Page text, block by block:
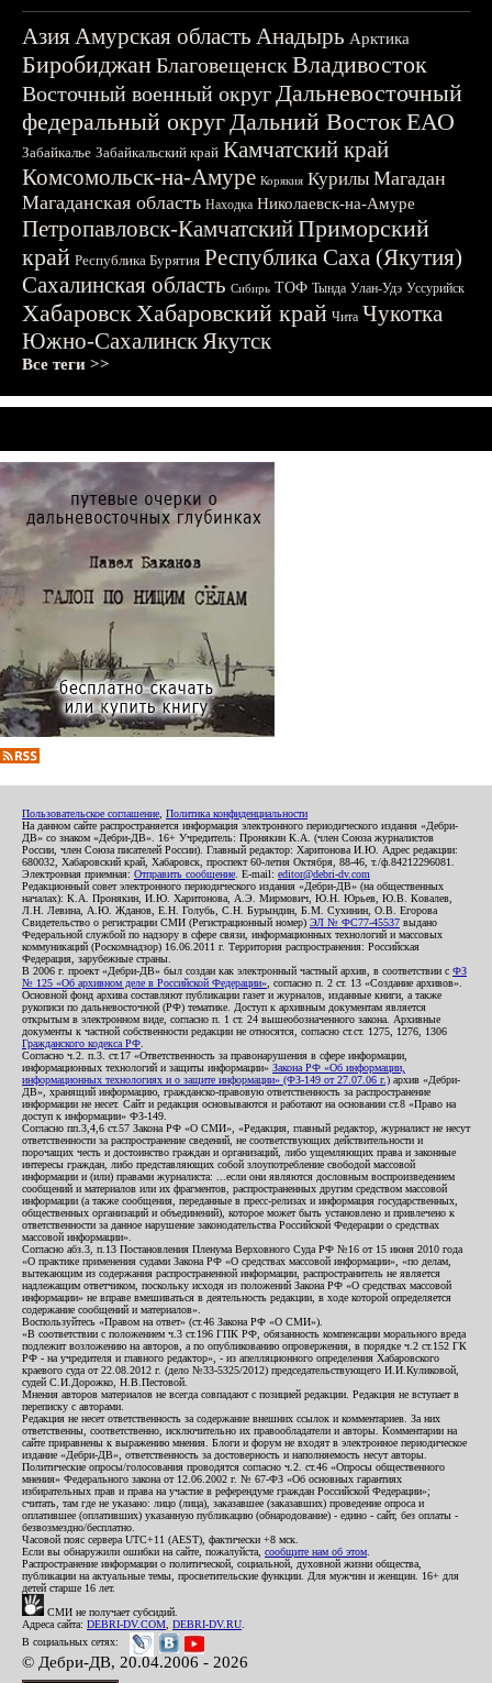
АзияАмурская область Анадырь Арктика
БиробиджанБлаговещенскВладивосток
Восточный военный округДальневосточный
федеральный округДальний ВостокЕАО
Забайкалье Забайкальский край Камчатский край
Комсомольск-на-Амуре Корякия Курилы Магадан
Магаданская область Находка Николаевск-на-Амуре
Петропавловск-КамчатскийПриморский
край Республика Бурятия Республика Саха (Якутия)
Сахалинская область Сибирь ТОФ Тында Улан-Удэ Уссурийск
ХабаровскХабаровский край Чита Чукотка
Южно-СахалинскЯкутск
Все теги >>
Пользовательское соглашение Политика конфиденциальности
На данном сайте распространяется информация электронного периодического издания «Дебри-
ДВ» со знаком «Дебри-ДВ». 16+ Учредитель: Пронякин К.А. (член Союза журналистов
России, член Союза писателей России). Главный редактор: Харитонова И.Ю. Адрес редакции:
680032, Хабаровский край, Хабаровск, проспект 60-летия Октября, 88-46, т./ф.84212296081.
Электронная приемная: Отправить сообщение . E-mail: editor@debri-dv.com
Редакционный совет электронного периодического издания «Дебри-ДВ» (на общественных
началах): К.А. Пронякин, И.Ю. Харитонова, А.Э. Мирмович, Ю.Н. Юрьев, Ю.В. Ковалев,
Л.Н. Левина, А.Ю. Жданов, Е.Н. Голубь, С.Н. Бурындин, Б.М. Сухинин, О.В. Егорова
Свидетельство о регистрации СМИ (Регистрационный номер) ЭЛ № ФС77-45537 выдано
Федеральной службой по надзору в сфере связи, информационных технологий и массовых
коммуникаций (Роскомнадзор) 16.06.2011 г. Территория распространения: Российская
Федерация, зарубежные страны.
В 2006 г. проект «Дебри-ДВ» был создан как электронный частный архив, в соответствии с ФЗ
№ 125 «Об архивном деле в Российской Федерации» , согласно п. 2 ст. 13 «Создание архивов».
Основной фонд архива составляют публикации газет и журналов, изданные книги, а также
рукописи по дальневосточной (РФ) тематике. Доступ к архивным документам является
открытым в электронном виде, согласно п. 1 ст. 24 вышеобозначенного закона. Архивные
документы к частной собственности редакции не относятся, согласно ст.ст. 1275, 1276, 1306
Гражданского кодекса РФ
Согласно ч.2. п.3. ст.17 «Ответственность за правонарушения в сфере информации,
информационных технологий и защиты информации» Закона РФ «Об информации,
информационных технологиях и о защите информации» (ФЗ-149 от 27.07.06 г.) архив «Дебри-
ДВ», хранящий информацию, гражданско-правовую ответственность за распространение
информации не несет. Сайт и редакция основываются и работают на основании ст.8 «Право на
доступ к информации» ФЗ-149.
Согласно пп.3,4,6 ст.57 Закона РФ «О СМИ», «Редакция, главный редактор, журналист не несут
ответственности за распространение сведений, не соответствующих действительности и
порочащих честь и достоинство граждан и организаций, либо ущемляющих права и законные
интересы граждан, либо представляющих собой злоупотребление свободой массовой
информации и (или) правами журналиста: ...если они являются дословным воспроизведением
сообщений и материалов или их фрагментов, распространенных другим средством массовой
информации (а также сообщения, переданные в пресс-релизах и информация государственных,
общественных организаций и объединений), которое может быть установлено и привлечено к
ответственности за данное нарушение законодательства Российской Федерации о средствах
массовой информации».
Согласно абз.3, п.13 Постановления Пленума Верховного Суда РФ №16 от 15 июня 2010 года
«О практике применения судами Закона РФ «О средствах массовой информации», «по делам,
вытекающим из содержания распространенной информации, распространитель не является
надлежащим ответчиком, поскольку исходя из положений Закона РФ «О средствах массовой
информации» не вправе вмешиваться в деятельность редакции, в ходе которой определяется
содержание сообщений и материалов».
Воспользуйтесь «Правом на ответ» (ст.46 Закона РФ «О СМИ»).
«В соответствии с положением ч.3 ст.196 ГПК РФ, обязанность компенсации морального вреда
подлежит возложению на авторов, а по опубликованию опровержения, в порядке ч.2 ст.152 ГК
РФ - на учредителя и главного редактор», - из апелляционного определения Хабаровского
краевого суда от 22.08.2012 г. (дело №33-5325/2012) председательствующего И.И.Куликовой,
судей С.И.Дорожко, Н.В.Пестовой.
Мнения авторов материалов не всегда совпадают с позицией редакции. Редакция не вступает в
переписку с авторами.
Редакция не несет ответственность за содержание внешних ссылок и комментариев. За них
ответственны, соответственно, исключительно их правообладатели и авторы. Комментарии на
сайте приравнены к выражению мнения. Блоги и форум не входят в электронное периодическое
издание «Дебри-ДВ», ответственность за достоверность и наполняемость несут авторы.
Политические опросы/голосования проводятся согласно ч.2. ст.46 «Опросы общественного
мнения» Федерального закона от 12.06.2002 г. № 67-ФЗ «Об основных гарантиях
избирательных прав и права на участие в референдуме граждан Российской Федерации»;
считать, там где не указано: лицо (лица), заказавшее (заказавших) проведение опроса и
оплатившее (оплативших) указанную публикацию (обнародование) - едино - сайт, без оплаты -
безвозмездно/бесплатно.
Часовой пояс сервера UTC+11 (AEST), фактически +8 мск.
Если вы обнаружили ошибки на сайте, пожалуйста, сообщите нам об этом
Распространение информации о политической, социальной, духовной жизни общества,
публикации на актуальные темы, просветительские функции. Для мужчин и женщин. 16+ для
детей старше 16 лет.
СМИ не получает субсидий.
Адреса сайта: DEBRI-DV.COM DEBRI-DV.RU
В социальных сетях:
© Дебри-ДВ, 20.04.2006 - 2026